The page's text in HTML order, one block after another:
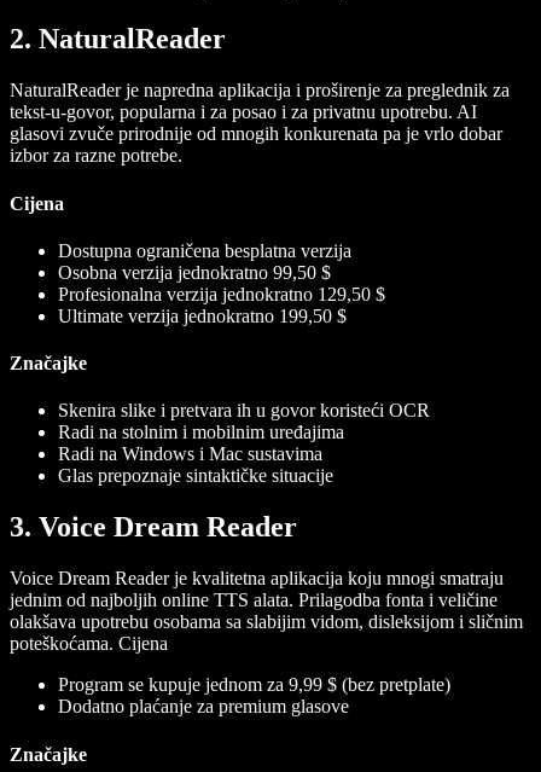
2. NaturalReader
NaturalReader je napredna aplikacija i proširenje za preglednik za
tekst-u-govor, popularna i za posao i za privatnu upotrebu. AI
glasovi zvuče prirodnije od mnogih konkurenata pa je vrlo dobar
izbor za razne potrebe.
Cijena
Dostupna ograničena besplatna verzija
Osobna verzija jednokratno 99,50 $
Profesionalna verzija jednokratno 129,50 $
Ultimate verzija jednokratno 199,50 $
Značajke
Skenira slike i pretvara ih u govor koristeći OCR
Radi na stolnim i mobilnim uređajima
Radi na Windows i Mac sustavima
Glas prepoznaje sintaktičke situacije
3. Voice Dream Reader
Voice Dream Reader je kvalitetna aplikacija koju mnogi smatraju
jednim od najboljih online TTS alata. Prilagodba fonta i veličine
olakšava upotrebu osobama sa slabijim vidom, disleksijom i sličnim
poteškoćama. Cijena
Program se kupuje jednom za 9,99 $ (bez pretplate)
Dodatno plaćanje za premium glasove
Značajke